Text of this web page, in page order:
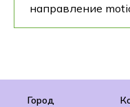
направление
Город